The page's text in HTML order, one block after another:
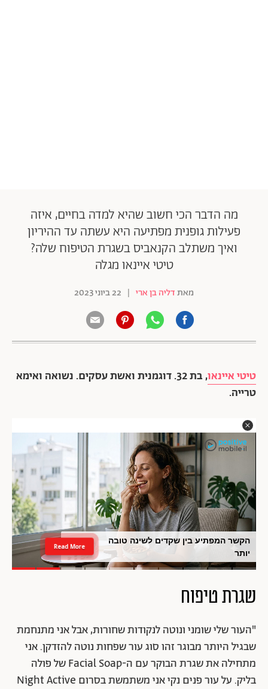
מה הדבר הכי חשוב שהיא למדה בחיים, איזה
פעילות גופנית מפתיעה היא עשתה עד ההיריון
ואיך משתלב הקנאביס בשגרת הטיפוח שלה?
טיטי איינאו מגלה
מאתדליה בן ארי | 22 ביוני 2023
טיטי איינאו
, בת 32. דוגמנית ואשת עסקים. נשואה ואימא
טרייה.
הבסטיז עושות את קפריסין: החצאית של
גל גדות היא השוס במבול הלוקים
Read More
שגרת טיפוח
"העור שלי שומני ונוטה לנקודות שחורות, אבל אני מתנחמת
שבגיל היותר מבוגר זהו סוג עור שפחות נוטה להזדקן. אני
מתחילה את שגרת הבוקר עם ה-Facial Soap של פולה
בליק. על עור פנים נקי אני משתמשת בסרום Night Active